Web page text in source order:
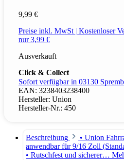
9,99 €
Preise inkl. MwSt | Kostenloser
nur 3,99 €
Ausverkauft
Click & Collect
Sofort verfügbar in 03130
EAN: 3238403238400
Hersteller: Union
Hersteller-Nr.: 450
Beschreibung
• Union
anwendbar für 9/16 Zoll
• Rutschfest und sicherer…